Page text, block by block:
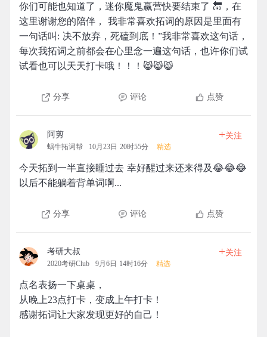
你们可能也知道了，迷你魔鬼赢营快要结束了 🔚，在
这里谢谢您的陪伴， 我非常喜欢拓词的原因是里面有
一句话叫: 决不放弃，死磕到底！”我非常喜欢这句话，
每次我拓词之前都会在心里念一遍这句话，也许你们试
试看也可以天天打卡哦！！！😸😸😸
分享 评论 点赞
阿剪
蜗牛拓词帮 10月23日 20时55分 精选
+关注
今天拓到一半直接睡过去 幸好醒过来还来得及😂😂😂
以后不能躺着背单词啊...
分享 评论 点赞
考研大叔
2020考研Club 9月6日 14时16分 精选
+关注
点名表扬一下桌桌，
从晚上23点打卡，变成上午打卡！
感谢拓词让大家发现更好的自己！